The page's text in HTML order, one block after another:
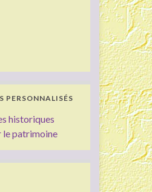
PERSONNALISÉS
historiques
le patrimoine